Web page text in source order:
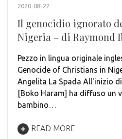
2020-08-22
Il genocidio ignorato
Nigeria – di Raymond
Pezzo in lingua originale
Genocide of Christians in
Angelita La Spada All'inizio
[Boko Haram] ha diffuso un
bambino…
READ MORE